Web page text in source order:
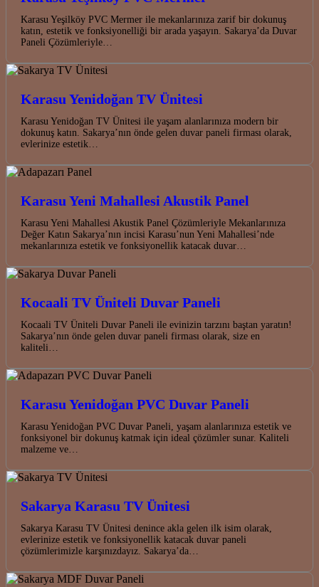
Karasu Yeşilköy PVC Mermer ile mekanlarınıza zarif bir dokunuş
katın, estetik ve fonksiyonelliği bir arada yaşayın. Sakarya’da Duvar
Paneli Çözümleriyle…
Karasu Yenidoğan TV Ünitesi
Karasu Yenidoğan TV Ünitesi ile yaşam alanlarınıza modern bir
dokunuş katın. Sakarya’nın önde gelen duvar paneli firması olarak,
evlerinize estetik…
Karasu Yeni Mahallesi Akustik Panel
Karasu Yeni Mahallesi Akustik Panel Çözümleriyle Mekanlarınıza
Değer Katın Sakarya’nın incisi Karasu’nun Yeni Mahallesi’nde
mekanlarınıza estetik ve fonksiyonellik katacak duvar…
Kocaali TV Üniteli Duvar Paneli
Kocaali TV Üniteli Duvar Paneli ile evinizin tarzını baştan yaratın!
Sakarya’nın önde gelen duvar paneli firması olarak, size en
kaliteli…
Karasu Yenidoğan PVC Duvar Paneli
Karasu Yenidoğan PVC Duvar Paneli, yaşam alanlarınıza estetik ve
fonksiyonel bir dokunuş katmak için ideal çözümler sunar. Kaliteli
malzeme ve…
Sakarya Karasu TV Ünitesi
Sakarya Karasu TV Ünitesi denince akla gelen ilk isim olarak,
evlerinize estetik ve fonksiyonellik katacak duvar paneli
çözümlerimizle karşınızdayız. Sakarya’da…